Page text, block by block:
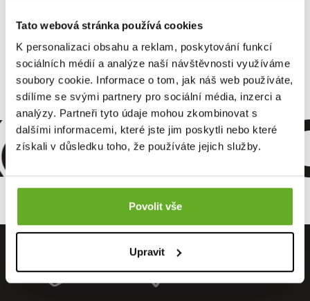
Tato webová stránka používá cookies
K personalizaci obsahu a reklam, poskytování funkcí
sociálních médií a analýze naší návštěvnosti využíváme
soubory cookie. Informace o tom, jak náš web používáte,
sdílíme se svými partnery pro sociální média, inzerci a
analýzy. Partneři tyto údaje mohou zkombinovat s
dalšími informacemi, které jste jim poskytli nebo které
získali v důsledku toho, že používáte jejich služby.
Povolit vše
Upravit
Bewerten Sie das Produkt